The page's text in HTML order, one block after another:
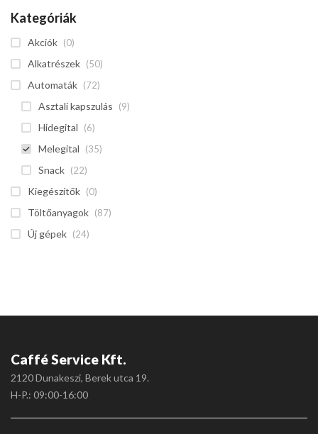
Kategóriák
Akciók (0)
Alkatrészek (50)
Automaták (72)
Asztali kapszulás (9)
Hidegital (6)
Melegital (35)
Snack (22)
Kiegészítők (0)
Töltőanyagok (87)
Új gépek (24)
Caffé Service Kft.
2120 Dunakeszi, Berek utca 19.
H-P.: 09:00-16:00